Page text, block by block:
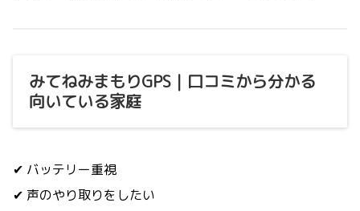
みてねみまもりGPS｜口コミから分かる
向いている家庭
✔ バッテリー重視
✔ 声のやり取りをしたい